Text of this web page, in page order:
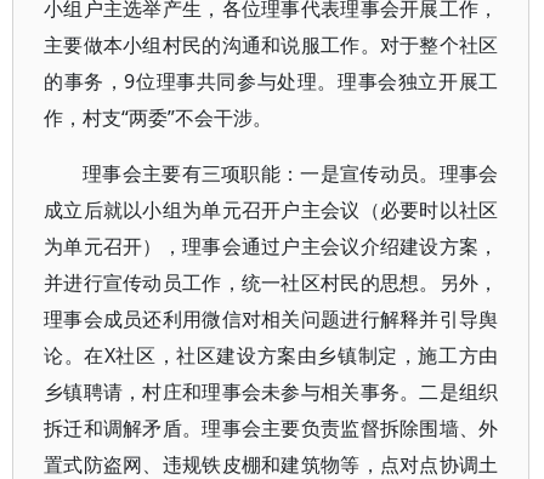
小组户主选举产生，各位理事代表理事会开展工作，
主要做本小组村民的沟通和说服工作。对于整个社区
的事务，9位理事共同参与处理。理事会独立开展工
作，村支“两委”不会干涉。
理事会主要有三项职能：一是宣传动员。理事会
成立后就以小组为单元召开户主会议（必要时以社区
为单元召开），理事会通过户主会议介绍建设方案，
并进行宣传动员工作，统一社区村民的思想。另外，
理事会成员还利用微信对相关问题进行解释并引导舆
论。在X社区，社区建设方案由乡镇制定，施工方由
乡镇聘请，村庄和理事会未参与相关事务。二是组织
拆迁和调解矛盾。理事会主要负责监督拆除围墙、外
置式防盗网、违规铁皮棚和建筑物等，点对点协调土